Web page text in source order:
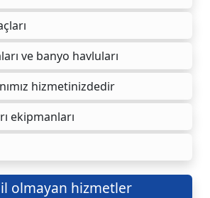
ve banyo havluları
hizmetinizdedir
ekipmanları
olmayan hizmetler